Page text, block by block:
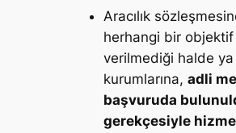
Aracılık
herhangi bir
verilmediği halde
kurumlarına, adli
başvuruda
gerekçesiyle